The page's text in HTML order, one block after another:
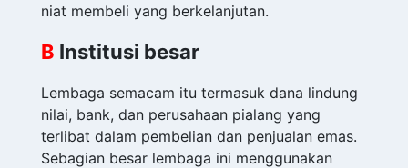
niat membeli yang berkelanjutan.
B Institusi besar
Lembaga semacam itu termasuk dana lindung
nilai, bank, dan perusahaan pialang yang
terlibat dalam pembelian dan penjualan emas.
Sebagian besar lembaga ini menggunakan